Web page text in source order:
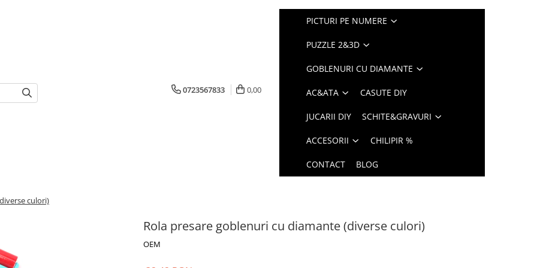
0723567833 0,00
PICTURI PE NUMERE
PUZZLE 2&3D
GOBLENURI CU DIAMANTE
AC&ATA CASUTE DIY
JUCARII DIY SCHITE&GRAVURI
ACCESORII CHILIPIR %
CONTACT BLOG
culori)
Rola presare goblenuri cu diamante (diverse culori)
OEM